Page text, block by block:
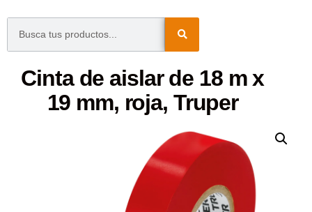
Cinta de aislar de 18 m x
19 mm, roja, Truper